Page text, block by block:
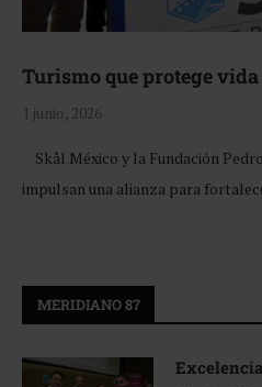
Turismo que protege vida
1 junio, 2026
Skål México y la Fundación
impulsan una alianza para
MERIDIANO 87